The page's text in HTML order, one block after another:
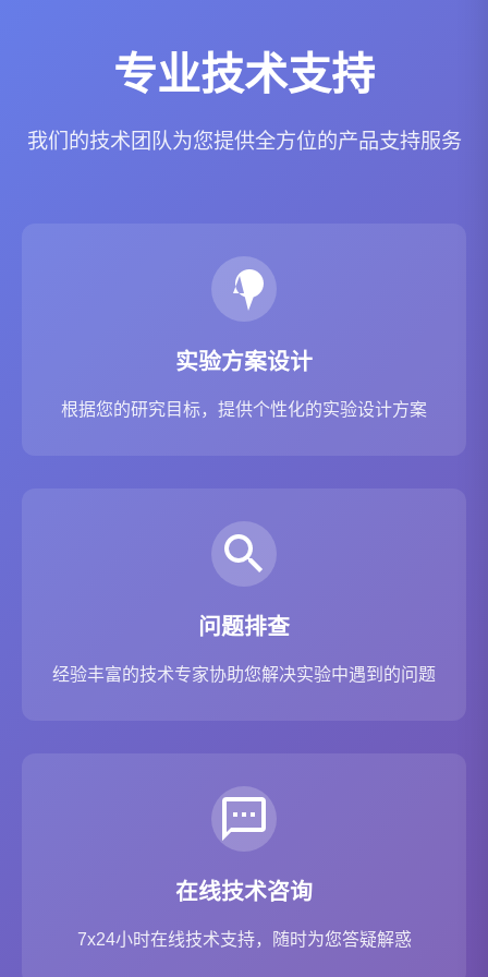
专业技术支持
我们的技术团队为您提供全方位的产品支持服务
实验方案设计
根据您的研究目标，提供个性化的实验设计方案
问题排查
经验丰富的技术专家协助您解决实验中遇到的问题
在线技术咨询
7x24小时在线技术支持，随时为您答疑解惑